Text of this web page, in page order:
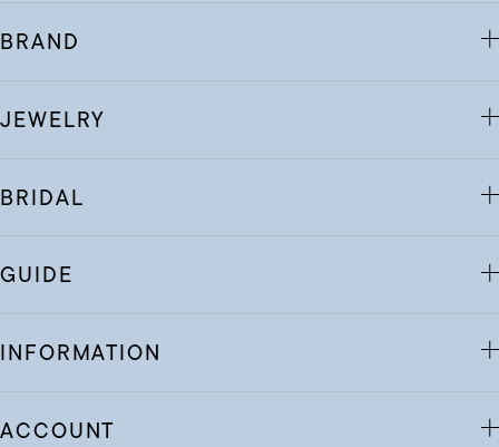
BRAND
JEWELRY
BRIDAL
GUIDE
INFORMATION
ACCOUNT